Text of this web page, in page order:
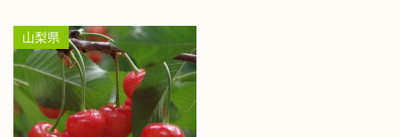
山梨県